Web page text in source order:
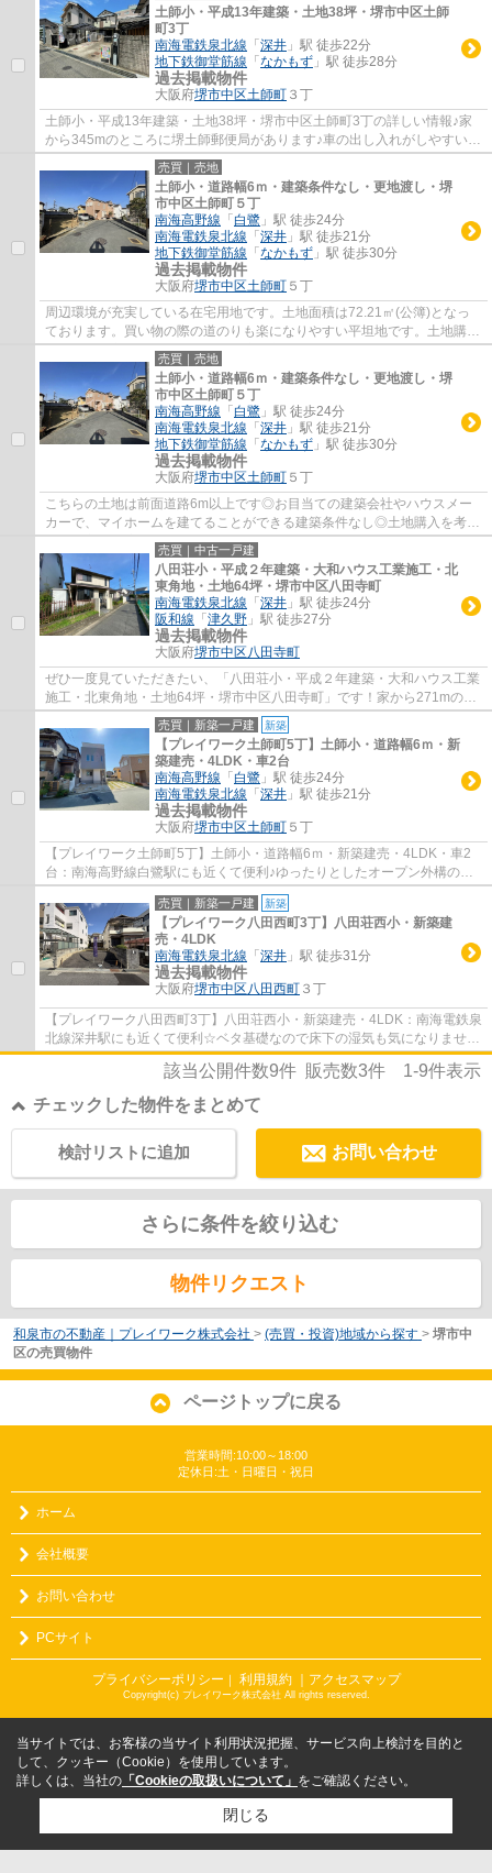
土師小・平成13年建築・土地38坪・堺市中区土師
町3丁
南海電鉄泉北線 「 深井 」駅 徒歩22分
地下鉄御堂筋線 「 なかもず 」駅 徒歩28分
過去掲載物件
大阪府堺市中区土師町 ３丁
土師小・平成13年建築・土地38坪・堺市中区土師町3丁の詳しい情報♪家
から345mのところに堺土師郵便局があります♪車の出し入れがしやすい
6m以上の前面道路になっております♪快適な住環...
売買｜売地
土師小・道路幅6ｍ・建築条件なし・更地渡し・堺
市中区土師町５丁
南海高野線 「 白鷺 」駅 徒歩24分
南海電鉄泉北線 「 深井 」駅 徒歩21分
地下鉄御堂筋線 「 なかもず 」駅 徒歩30分
過去掲載物件
大阪府堺市中区土師町 ５丁
周辺環境が充実している在宅用地です。土地面積は72.21㎡(公簿)となっ
ております。買い物の際の道のりも楽になりやすい平坦地です。土地購入
をお考えの方、コチラの売地は環境も良くて...
売買｜売地
土師小・道路幅6ｍ・建築条件なし・更地渡し・堺
市中区土師町５丁
南海高野線 「 白鷺 」駅 徒歩24分
南海電鉄泉北線 「 深井 」駅 徒歩21分
地下鉄御堂筋線 「 なかもず 」駅 徒歩30分
過去掲載物件
大阪府堺市中区土師町 ５丁
こちらの土地は前面道路6m以上です◎お目当ての建築会社やハウスメー
カーで、マイホームを建てることができる建築条件なし◎土地購入を考え
ている方、一度チェックして頂きたいのがこち...
売買｜中古一戸建
八田荘小・平成２年建築・大和ハウス工業施工・北
東角地・土地64坪・堺市中区八田寺町
南海電鉄泉北線 「 深井 」駅 徒歩24分
阪和線 「 津久野 」駅 徒歩27分
過去掲載物件
大阪府堺市中区八田寺町
ぜひ一度見ていただきたい、「八田荘小・平成２年建築・大和ハウス工業
施工・北東角地・土地64坪・堺市中区八田寺町」です！家から271mのと
ころにJA堺市八田荘支所があります！こちら...
売買｜新築一戸建 新築
【プレイワーク土師町5丁】土師小・道路幅6ｍ・新
築建売・4LDK・車2台
南海高野線 「 白鷺 」駅 徒歩24分
南海電鉄泉北線 「 深井 」駅 徒歩21分
過去掲載物件
大阪府堺市中区土師町 ５丁
【プレイワーク土師町5丁】土師小・道路幅6ｍ・新築建売・4LDK・車2
台：南海高野線白鷺駅にも近くて便利♪ゆったりとしたオープン外構のス
ペースには花や緑が溢れています♪ベタ基礎によ...
売買｜新築一戸建 新築
【プレイワーク八田西町3丁】八田荘西小・新築建
売・4LDK
南海電鉄泉北線 「 深井 」駅 徒歩31分
過去掲載物件
大阪府堺市中区八田西町 ３丁
【プレイワーク八田西町3丁】八田荘西小・新築建売・4LDK：南海電鉄泉
北線深井駅にも近くて便利☆ベタ基礎なので床下の湿気も気になりません
☆ゆったりとしたオープン外構のスペースには...
該当公開件数9件 販売数3件 1-9件表示
チェックした物件をまとめて
お問い合わせ
検討リストに追加
さらに条件を絞り込む
物件リクエスト
和泉市の不動産｜プレイワーク株式会社 > (売買・投資)地域から探す > 堺市中
区の売買物件
ページトップに戻る
営業時間:10:00～18:00
定休日:土・日曜日・祝日
ホーム
会社概要
お問い合わせ
PCサイト
プライバシーポリシー ｜ 利用規約 ｜アクセスマップ
Copyright(c) プレイワーク株式会社 All rights reserved.
当サイトでは、お客様の当サイト利用状況把握、サービス向上検討を目的と
して、クッキー（Cookie）を使用しています。
詳しくは、当社の 「Cookieの取扱いについて」 をご確認ください。
閉じる